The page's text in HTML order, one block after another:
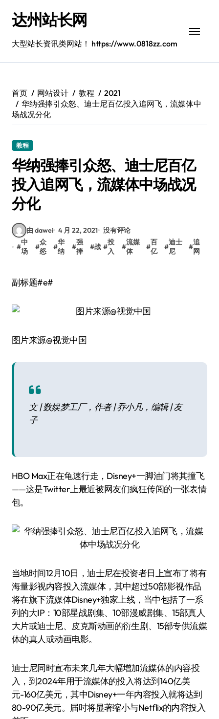
达州站长网
大型站长资讯类网站！ https://www.0818zz.com
首页 网站设计 教程
2021
华纳强捧引众怒、迪士尼百亿投入追网飞，流媒体中
场战况分化
教程
华纳强捧引众怒、迪士尼百亿
投入追网飞，流媒体中场战况
分化
由 dawei 4 月 22, 2021 没有评论
#
中
场
#
众
怒
#
华
纳
#
强
捧
#战 #
投
入
#
流媒
体
#
百
亿
#
迪士
尼
#
追
网
副标题#e#
图片来源@视觉中国
文 | 数娱梦工厂，作者 | 乔小凡，编辑 | 友
子
HBO Max正在龟速行走，Disney+一脚油门将其撞飞
——这是Twitter上最近被网友们疯狂传阅的一张表情
包。
当地时间12月10日，迪士尼在投资者日上宣布了将有
海量影视内容投入流媒体，其中超过50部影视作品
将在旗下流媒体Disney+独家上线，当中包括了一系
列的大IP：10部星战剧集、10部漫威剧集、15部真人
大片或迪士尼、皮克斯动画的衍生剧、15部专供流媒
体的真人或动画电影。
迪士尼同时宣布未来几年大幅增加流媒体的内容投
入，到2024年用于流媒体的投入将达到140亿美
元-160亿美元，其中Disney+一年内容投入就将达到
80-90亿美元。届时将显著缩小与Netflix的内容投入